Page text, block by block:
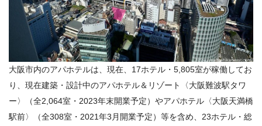
大阪市内のアパホテルは、現在、 17ホテル・ 5,805室が稼働してお
り、現在建築・設計中のアパホテル＆リゾート〈大阪難波駅タワ
ー〉（全2,064室・ 2023年末開業予定）やアパホテル〈大阪天満橋
駅前〉（全308室・ 2021年3 月開業予定）等を含め、 23ホテル・総